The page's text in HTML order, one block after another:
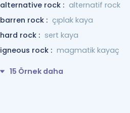
alternative rock : alternatif rock
barren rock : çıplak kaya
hard rock : sert kaya
igneous rock : magmatik kayaç
15 Örnek daha